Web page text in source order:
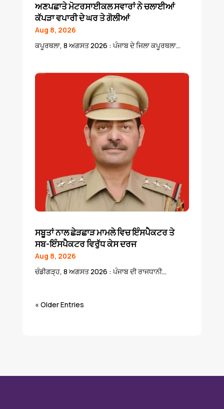
ਅਣਪਛਾਤੇ ਮੋਟਰਸਾਈਕਲ ਸਵਾਰਾਂ ਨੇ ਚਲਾਈਆਂ
ਕੱਪੜਾ ਵਪਾਰੀ ਦੇ ਘਰ ਤੇ ਗੋਲੀਆਂ
Aug 8, 2026
ਕਪੂਰਥਲਾ, 8 ਅਗਸਤ 2026 : ਪੰਜਾਬ ਦੇ ਜਿਲਾ ਕਪੂਰਥਲਾ...
ਸਬੂਤਾਂ ਨਾਲ ਛੇੜਛਾੜ ਮਾਮਲੇ ਵਿਚ ਇੰਸਪੈਕਟਰ ਤੇ
ਸਬ-ਇੰਸਪੈਕਟਰ ਵਿਰੁੱਧ ਕੇਸ ਦਰਜ
Aug 8, 2026
ਚੰਡੀਗੜ੍ਹ, 8 ਅਗਸਤ 2026 : ਪੰਜਾਬ ਦੀ ਰਾਜਧਾਨੀ...
« Older Entries